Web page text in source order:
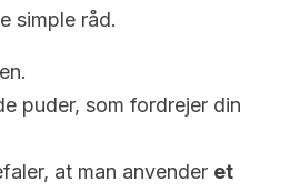
simple råd.
puder, som fordrejer din
at man anvender et